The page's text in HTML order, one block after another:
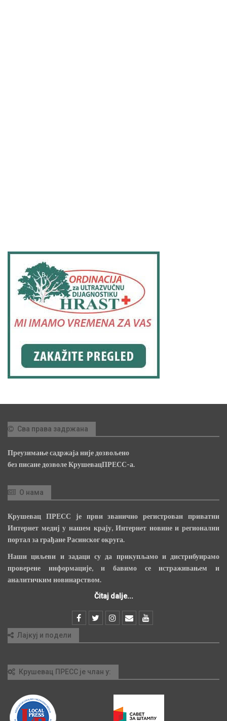
Сва права задржана
Преузимање садржаја није дозвољено
без писане дозволе КрушевацПРЕСС-а.
О нама
Крушевац ПРЕСС је први званично регистрован приватни
Интернет медиј у нашем крају, Интернет новине и регионални
портал за грађане Расинског округа.
Наши циљеви и задаци су да прикупљамо и дистрибуирамо
проверене информације, и бавимо се истраживањем и
аналитичким новинарством.
Čitaj dalje...
Лајкуј и подели
Крушевац ПРЕСС је члан у: